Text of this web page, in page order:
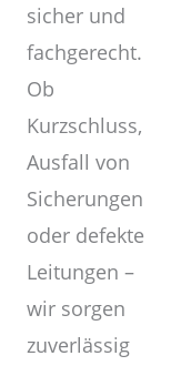
sicher und
fachgerecht.
Ob
Kurzschluss,
Ausfall von
Sicherungen
oder defekte
Leitungen –
wir sorgen
zuverlässig